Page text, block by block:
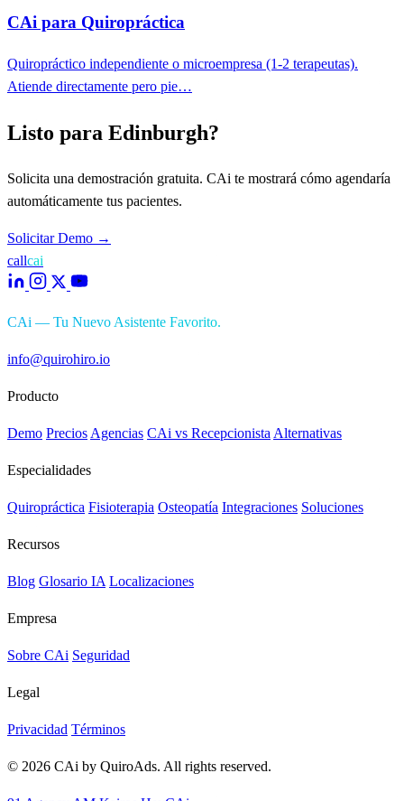
CAi para Quiropráctica
Quiropráctico independiente o microempresa (1-2 terapeutas).
Atiende directamente pero pie…
Listo para Edinburgh?
Solicita una demostración gratuita. CAi te mostrará cómo agendaría
automáticamente tus pacientes.
Solicitar Demo →
callcai
CAi — Tu Nuevo Asistente Favorito.
info@quirohiro.io
Producto
Demo PreciosAgencias CAi vs RecepcionistaAlternativas
Especialidades
Quiropráctica Fisioterapia Osteopatía Integraciones Soluciones
Recursos
Blog Glosario IA Localizaciones
Empresa
Sobre CAi Seguridad
Legal
Privacidad Términos
© 2026 CAi by QuiroAds. All rights reserved.